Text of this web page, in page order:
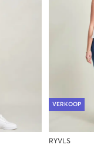
VERKOOP
RYVLS